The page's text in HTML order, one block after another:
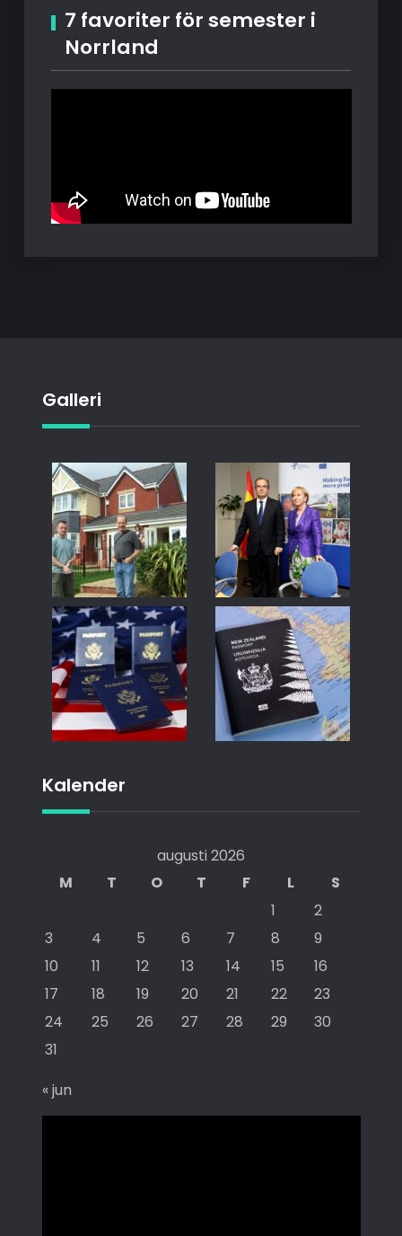
7 favoriter för semester i
Norrland
Galleri
Kalender
augusti 2026
M
T O T F L
S
1
2
3
4 5 6 7 8
9
10
11 12 13 14 15
16
17
18 19 20 21 22
23
24
25 26 27 28 29
30
31
« jun